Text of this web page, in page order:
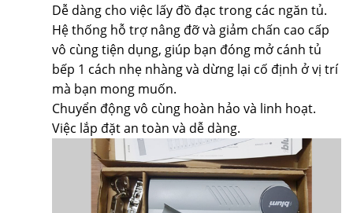
Dễ dàng cho việc lấy đồ đạc trong các ngăn tủ.
Hệ thống hỗ trợ nâng đỡ và giảm chấn cao cấp
vô cùng tiện dụng, giúp bạn đóng mở cánh tủ
bếp 1 cách nhẹ nhàng và dừng lại cố định ở vị trí
mà bạn mong muốn.
Chuyển động vô cùng hoàn hảo và linh hoạt.
Việc lắp đặt an toàn và dễ dàng.